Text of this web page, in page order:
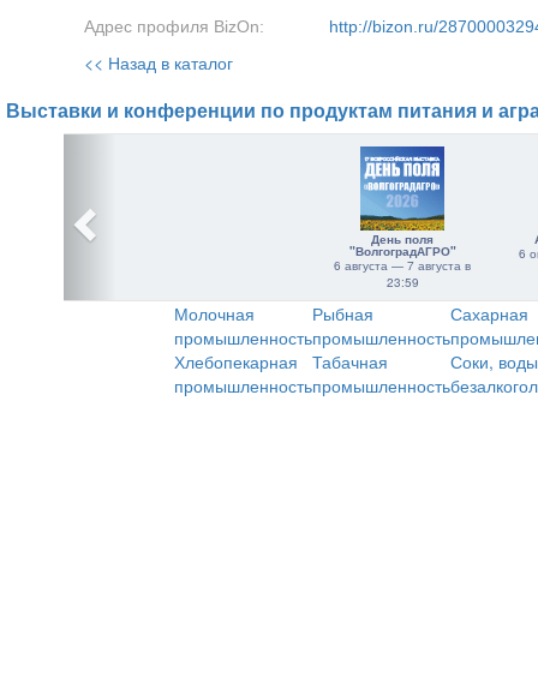
Адрес профиля BizOn: http://bizon.ru/
<< Назад в каталог
Выставки и конференции по продуктам питания и
День поля
"ВолгоградАГРО"
6 августа — 7 августа в
23:59
6
Молочная
промышленность
Рыбная
промышленность
Сахарная
Хлебопекарная
промышленность
Табачная
промышленность
Соки,